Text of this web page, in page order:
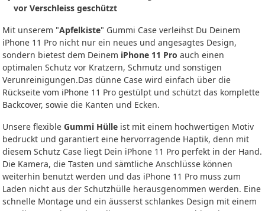
vor Verschleiss geschützt
Mit unserem "Apfelkiste" Gummi Case verleihst Du Deinem
iPhone 11 Pro nicht nur ein neues und angesagtes Design,
sondern bietest dem Deinem iPhone 11 Pro auch einen
optimalen Schutz vor Kratzern, Schmutz und sonstigen
Verunreinigungen.Das dünne Case wird einfach über die
Rückseite vom iPhone 11 Pro gestülpt und schützt das komplette
Backcover, sowie die Kanten und Ecken.
Unsere flexible Gummi Hülle ist mit einem hochwertigen Motiv
bedruckt und garantiert eine hervorragende Haptik, denn mit
diesem Schutz Case liegt Dein iPhone 11 Pro perfekt in der Hand.
Die Kamera, die Tasten und sämtliche Anschlüsse können
weiterhin benutzt werden und das iPhone 11 Pro muss zum
Laden nicht aus der Schutzhülle herausgenommen werden. Eine
schnelle Montage und ein äusserst schlankes Design mit einem